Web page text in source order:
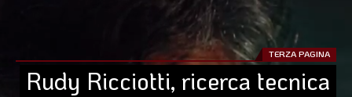
ARCHIVIO
TERZA PAGINA
Rudy Ricciotti, ricerca tecnica